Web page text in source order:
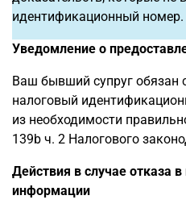
идентификационный номер.
Уведомление о
Ваш бывший супруг обязан
налоговый
из необходимости
139b ч. 2 Налогового
Действия в случае отказа
информации